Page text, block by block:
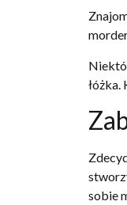
łóżka.
sobie